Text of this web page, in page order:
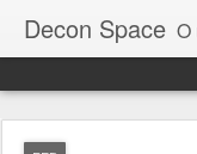
Decon Space O